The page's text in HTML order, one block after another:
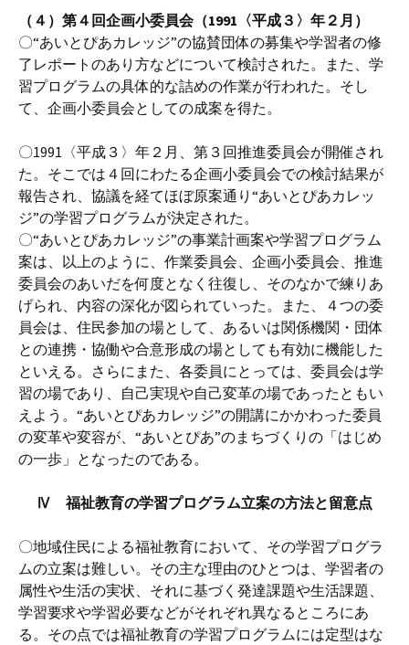
（４）第４回企画小委員会（1991〈平成３〉年２月）
〇“あいとぴあカレッジ”の協賛団体の募集や学習者の修
了レポートのあり方などについて検討された。また、学
習プログラムの具体的な詰めの作業が行われた。そし
て、企画小委員会としての成案を得た。
〇1991〈平成３〉年２月、第３回推進委員会が開催され
た。そこでは４回にわたる企画小委員会での検討結果が
報告され、協議を経てほぼ原案通り“あいとぴあカレッ
ジ”の学習プログラムが決定された。
〇“あいとぴあカレッジ”の事業計画案や学習プログラム
案は、以上のように、作業委員会、企画小委員会、推進
委員会のあいだを何度となく往復し、そのなかで練りあ
げられ、内容の深化が図られていった。また、４つの委
員会は、住民参加の場として、あるいは関係機関・団体
との連携・協働や合意形成の場としても有効に機能した
といえる。さらにまた、各委員にとっては、委員会は学
習の場であり、自己実現や自己変革の場であったともい
えよう。“あいとぴあカレッジ”の開講にかかわった委員
の変革や変容が、“あいとぴあ”のまちづくりの「はじめ
の一歩」となったのである。
Ⅳ 福祉教育の学習プログラム立案の方法と留意点
〇地域住民による福祉教育において、その学習プログラ
ムの立案は難しい。その主な理由のひとつは、学習者の
属性や生活の実状、それに基づく発達課題や生活課題、
学習要求や学習必要などがそれぞれ異なるところにあ
る。その点では福祉教育の学習プログラムには定型はな